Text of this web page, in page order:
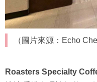
（圖片來源：Echo
Roasters Specialty